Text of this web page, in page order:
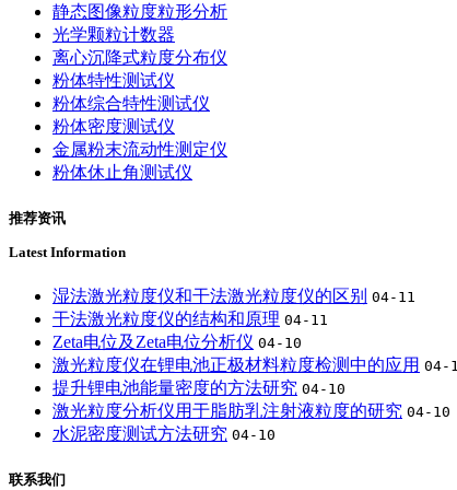
静态图像粒度粒形分析
光学颗粒计数器
离心沉降式粒度分布仪
粉体特性测试仪
粉体综合特性测试仪
粉体密度测试仪
金属粉末流动性测定仪
粉体休止角测试仪
推荐资讯
Latest Information
湿法激光粒度仪和干法激光粒度仪的区别 04-11
干法激光粒度仪的结构和原理 04-11
Zeta电位及Zeta电位分析仪 04-10
激光粒度仪在锂电池正极材料粒度检测中的应用 04-
提升锂电池能量密度的方法研究 04-10
激光粒度分析仪用于脂肪乳注射液粒度的研究 04-10
水泥密度测试方法研究 04-10
联系我们